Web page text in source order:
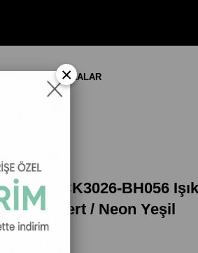
MARKALAR
Yeşil
BUCK3026-BH056
- Lacivert / Neon Yeşil
×